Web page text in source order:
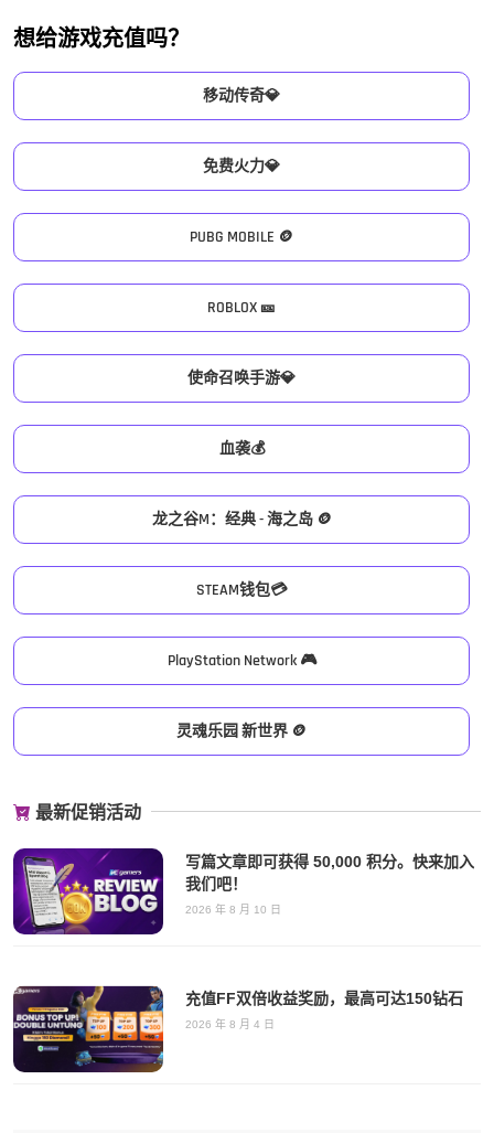
想给游戏充值吗？
移动传奇💎
免费火力💎
PUBG MOBILE 🪙
ROBLOX 🎫
使命召唤手游💎
血袭💰
龙之谷M：经典 - 海之岛 🪙
STEAM钱包💳
PlayStation Network 🎮
灵魂乐园 新世界 🪙
最新促销活动
写篇文章即可获得 50,000 积分。快来加入
我们吧！
2026 年 8 月 10 日
充值FF双倍收益奖励，最高可达150钻石
2026 年 8 月 4 日